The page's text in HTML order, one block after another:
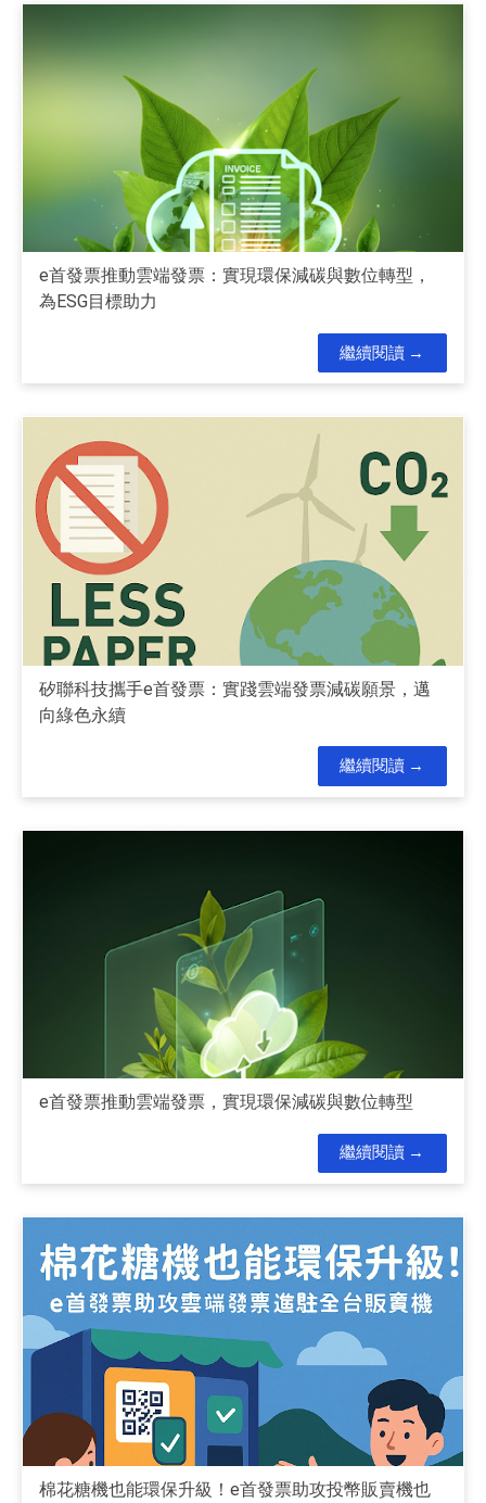
e首發票推動雲端發票：實現環保減碳與數位轉型，
為ESG目標助力
繼續閱讀
矽聯科技攜手e首發票：實踐雲端發票減碳願景，邁
向綠色永續
繼續閱讀
e首發票推動雲端發票，實現環保減碳與數位轉型
繼續閱讀
棉花糖機也能環保升級！e首發票助攻投幣販賣機也